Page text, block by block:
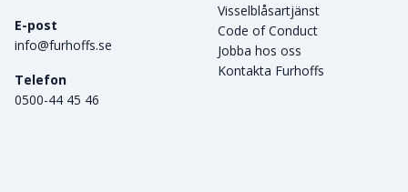
E-post
info@furhoffs.se
Telefon
0500-44 45 46
Visselblåsartjänst
Code of Conduct
Jobba hos oss
Kontakta Furhoffs